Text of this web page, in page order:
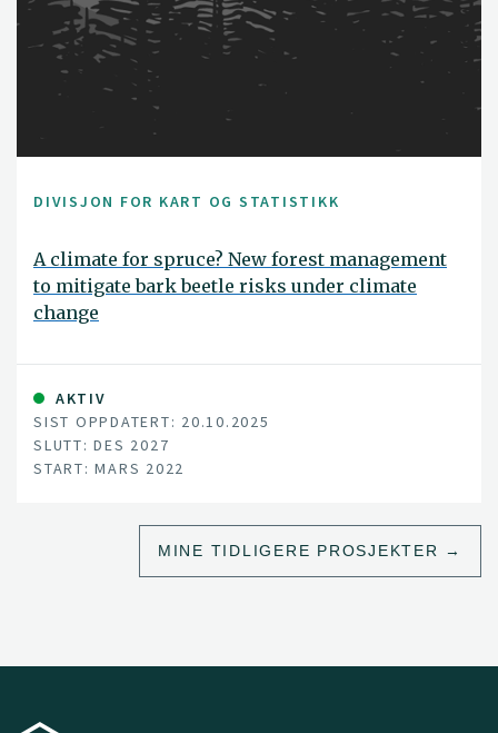
DIVISJON FOR KART OG STATISTIKK
A climate for spruce? New forest management
to mitigate bark beetle risks under climate
change
AKTIV
SIST OPPDATERT: 20.10.2025
SLUTT: DES 2027
START: MARS 2022
MINE TIDLIGERE PROSJEKTER